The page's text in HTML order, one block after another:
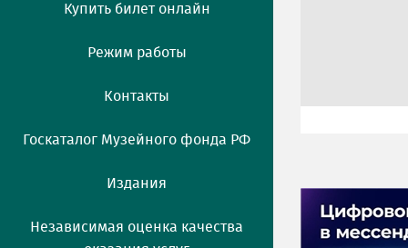
Купить билет онлайн
Режим работы
Контакты
Госкаталог Музейного фонда РФ
Издания
Независимая оценка качества